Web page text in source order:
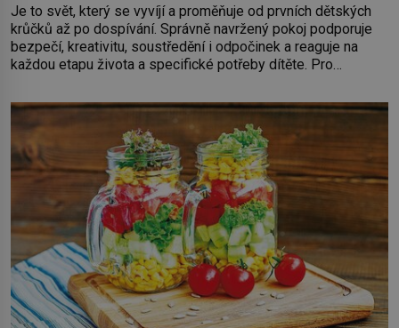
Je to svět, který se vyvíjí a proměňuje od prvních dětských
krůčků až po dospívání. Správně navržený pokoj podporuje
bezpečí, kreativitu, soustředění i odpočinek a reaguje na
každou etapu života a specifické potřeby dítěte. Pro
by pokoj miminka měl působit především klidně a útulně.